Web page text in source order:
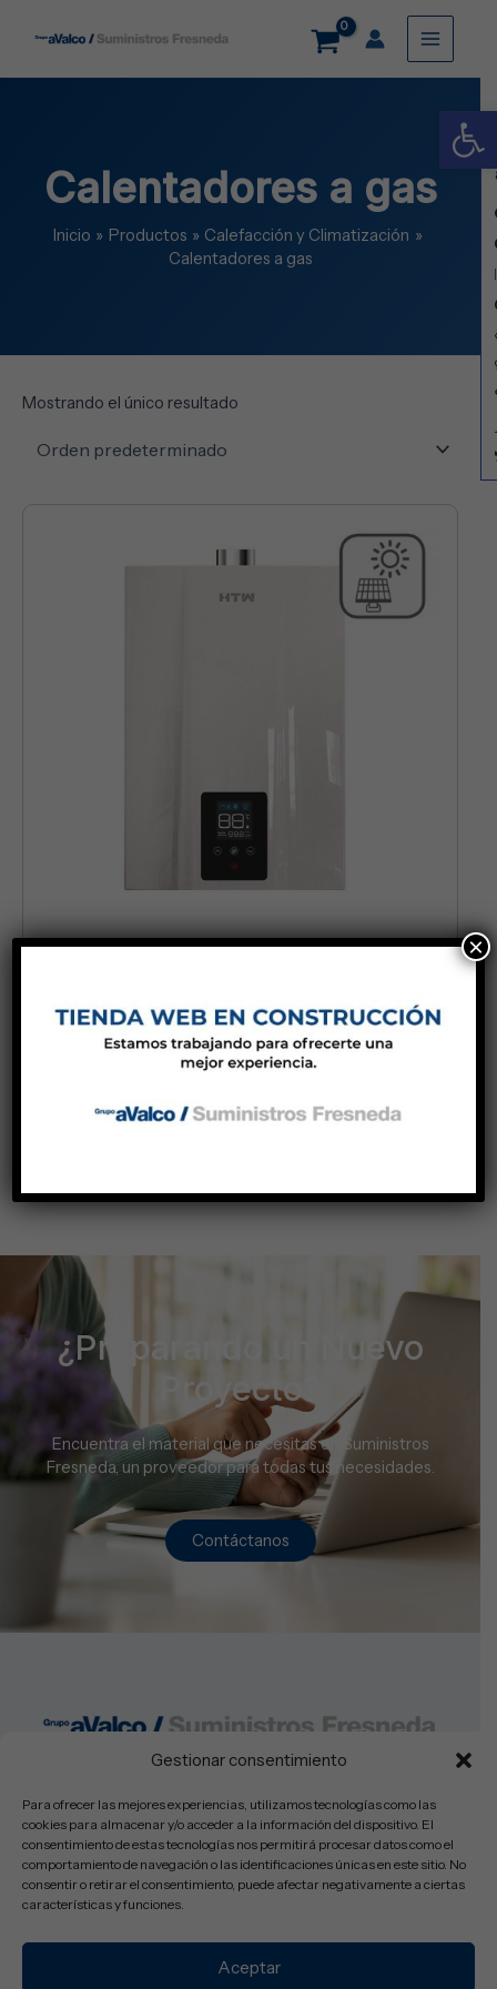
Gestionar consentimiento
Para ofrecer las mejores experiencias, utilizamos tecnologías como las
cookies para almacenar y/o acceder a la información del dispositivo. El
consentimiento de estas tecnologías nos permitirá procesar datos como el
comportamiento de navegación o las identificaciones únicas en este sitio. No
consentir o retirar el consentimiento, puede afectar negativamente a ciertas
características y funciones.
Aceptar
Main
Menu
Calentadores a gas
Inicio Productos
Calefacción y Climatización
Calentadores a gas
Mostrando el único resultado
CALENTADOR ESTANCO LOW NOX 14LIT
Añadir al carrito
¿Preparando un Nuevo
Proyecto?
Encuentra el material que necesitas en Suministros
Fresneda, un proveedor para todas tus necesidades.
Contáctanos
Lunes a Viernes: 08:30-14:00h y 16:00-19:30
© Copyright 2025 Suministros Fresneda SL – Todos los derechos
reservados.
×